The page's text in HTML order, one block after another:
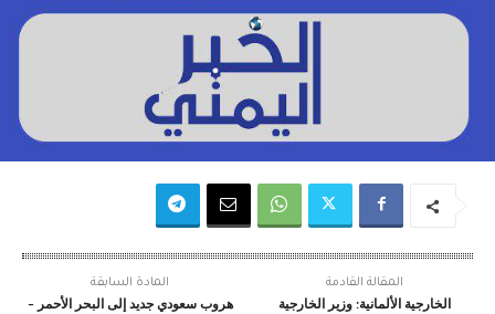
المادة السابقة
هروب سعودي جديد إلى البحر الأحمر –
المقالة القادمة
الخارجية الألمانية: وزير الخارجية